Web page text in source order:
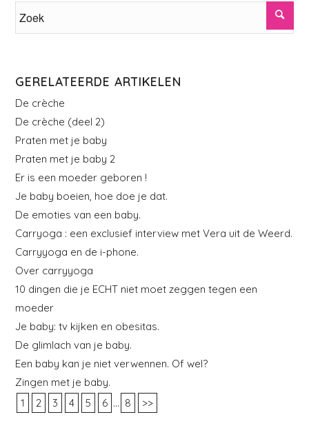
GERELATEERDE ARTIKELEN
De crèche
De crèche (deel 2)
Praten met je baby
Praten met je baby 2
Er is een moeder geboren !
Je baby boeien, hoe doe je dat.
De emoties van een baby.
Carryoga : een exclusief interview met Vera uit de Weerd.
Carryyoga en de i-phone.
Over carryyoga
10 dingen die je ECHT niet moet zeggen tegen een
moeder
Je baby: tv kijken en obesitas.
De glimlach van je baby.
Een baby kan je niet verwennen. Of wel?
Zingen met je baby.
1
2 3 4 5 6 ... 8 >>